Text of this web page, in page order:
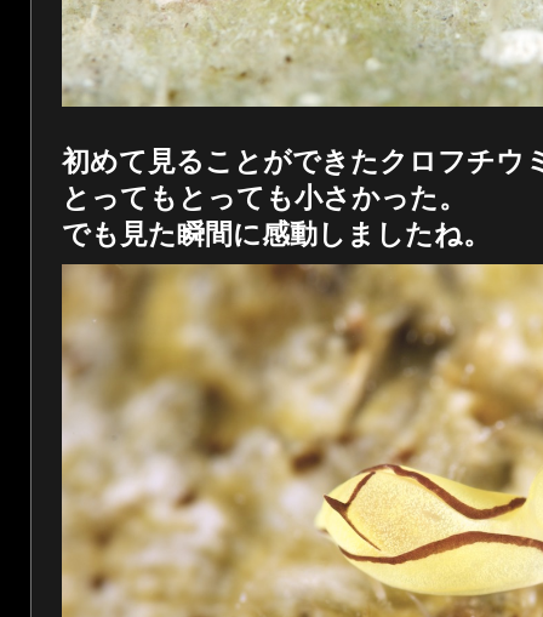
初めて見ることができたクロフチウ
とってもとっても小さかった。
でも見た瞬間に感動しましたね。